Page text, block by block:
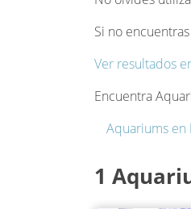
Si no
Ver resultados
Encuentra
Aquariums en
1